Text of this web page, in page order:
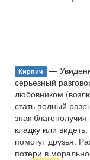
Кирпич —
серьезный
любовником
стать полный
знак
кладку или
помогут друзья.
потери в